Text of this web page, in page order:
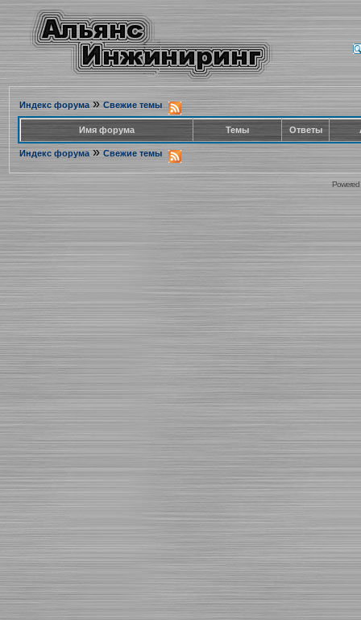
Индекс форума» Свежие темы
Имя форума Темы Ответы
Индекс форума » Свежие темы